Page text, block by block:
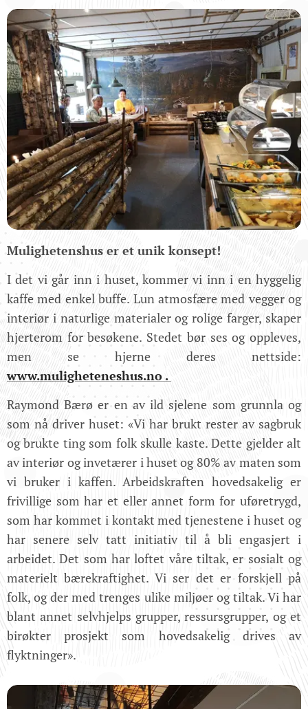
Mulighetenshus er et unik konsept!
I det vi går inn i huset, kommer vi inn i en hyggelig
kaffe med enkel buffe. Lun atmosfære med vegger og
interiør i naturlige materialer og rolige farger, skaper
hjerterom for besøkene. Stedet bør ses og oppleves,
men se hjerne deres nettside:
www.muligheteneshus.no .
Raymond Bærø er en av ild sjelene som grunnla og
som nå driver huset: «Vi har brukt rester av sagbruk
og brukte ting som folk skulle kaste. Dette gjelder alt
av interiør og invetærer i huset og 80% av maten som
vi bruker i kaffen. Arbeidskraften hovedsakelig er
frivillige som har et eller annet form for uføretrygd,
som har kommet i kontakt med tjenestene i huset og
har senere selv tatt initiativ til å bli engasjert i
arbeidet. Det som har loftet våre tiltak, er sosialt og
materielt bærekraftighet. Vi ser det er forskjell på
folk, og der med trenges ulike miljøer og tiltak. Vi har
blant annet selvhjelps grupper, ressursgrupper, og et
birøkter prosjekt som hovedsakelig drives av
flyktninger».